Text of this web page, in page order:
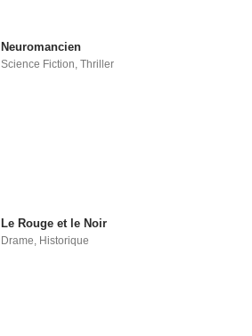
Neuromancien
Science Fiction ,Thriller
Le Rouge et le Noir
Drame, Historique